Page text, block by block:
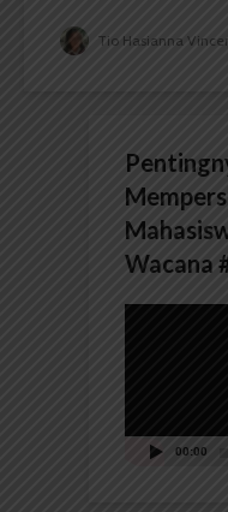
Tio Hasianna
Wacana
00:00